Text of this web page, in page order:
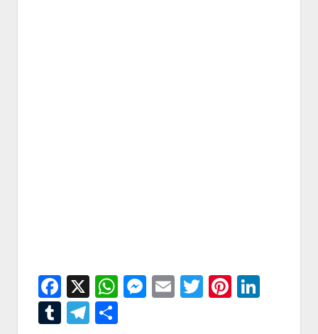
Facebook
X WhatsApp
Messenger
EmailTwitter
TumblrTelegram